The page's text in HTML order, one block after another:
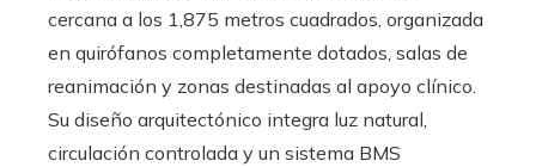
cercana a los 1,875 metros cuadrados, organizada
en quirófanos completamente dotados, salas de
reanimación y zonas destinadas al apoyo clínico.
Su diseño arquitectónico integra luz natural,
circulación controlada y un sistema BMS